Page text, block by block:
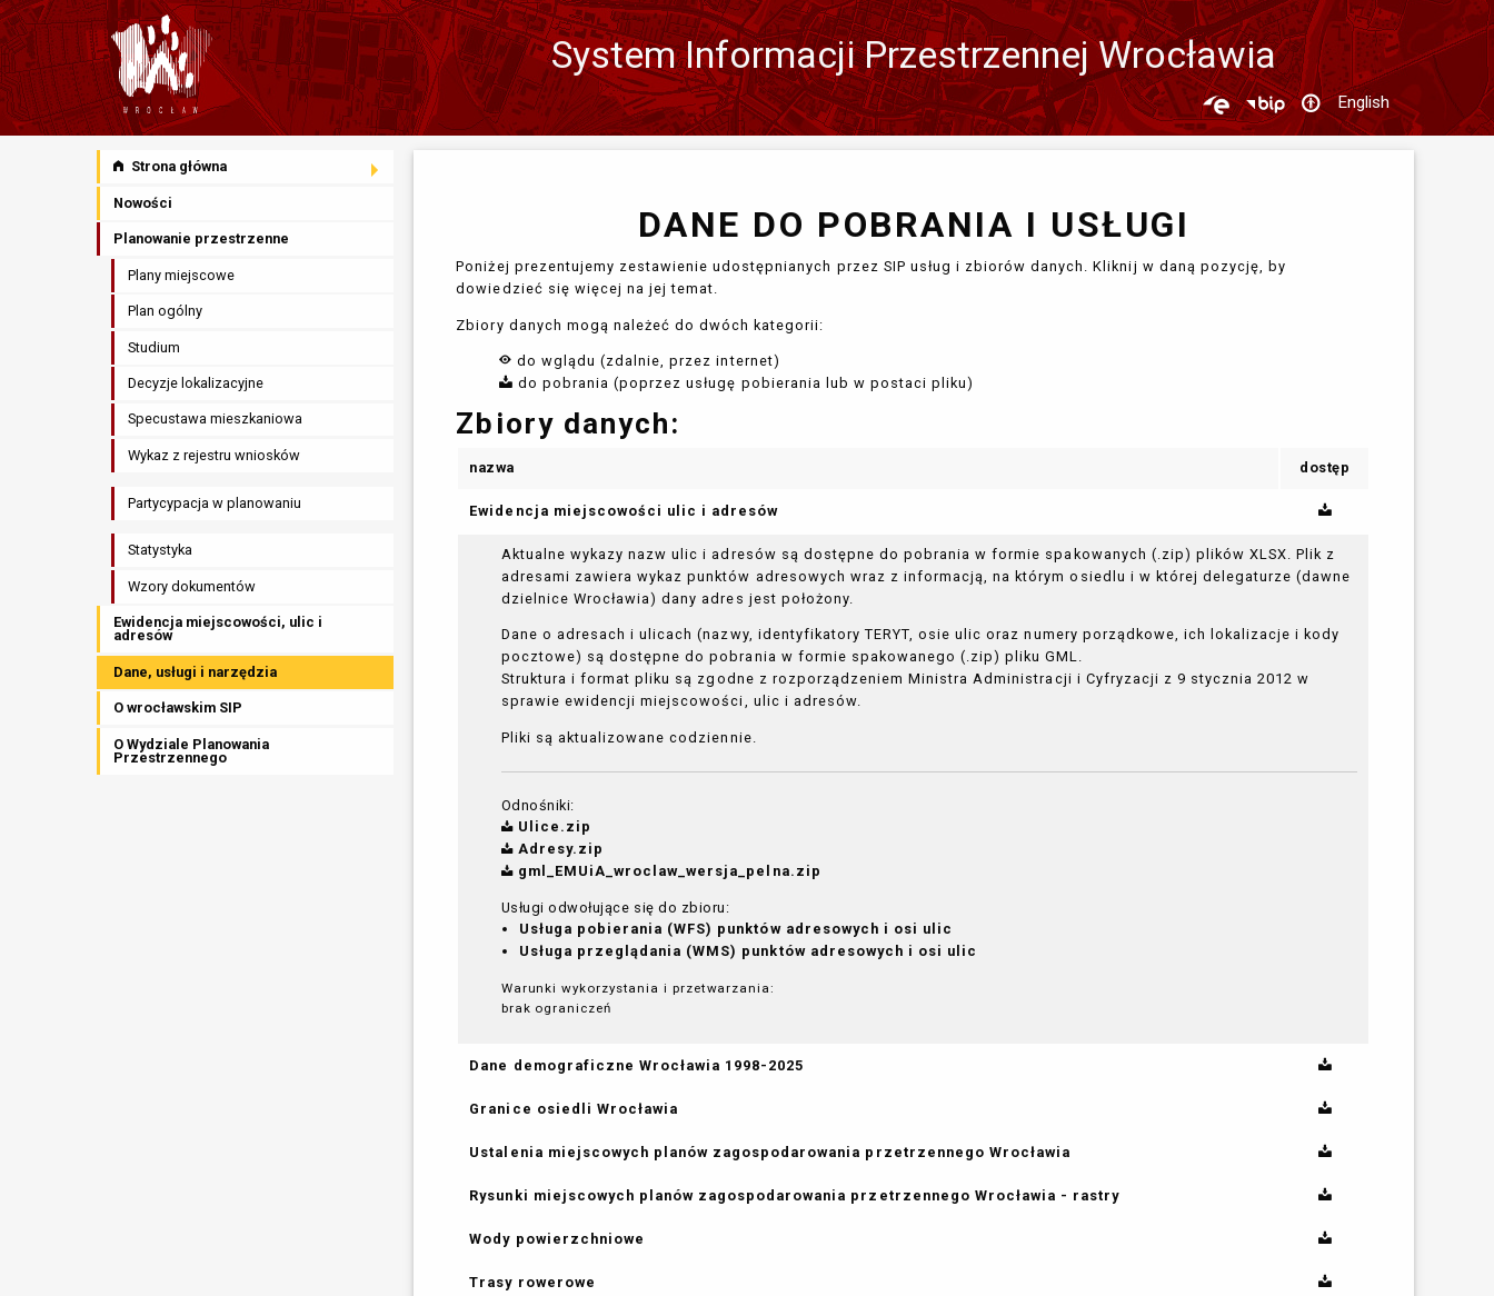
System Informacji Przestrzennej Wrocławia
Zmień
język
English
Strona główna
Nowości
Planowanie przestrzenne
Plany miejscowe
Plan ogólny
Studium
Decyzje lokalizacyjne
Specustawa mieszkaniowa
Wykaz z rejestru wniosków
Partycypacja w planowaniu
Statystyka
Wzory dokumentów
Ewidencja miejscowości, ulic i
adresów
Dane, usługi i narzędzia
O wrocławskim SIP
O Wydziale Planowania
Przestrzennego
DANE DO POBRANIA I USŁUGI
Poniżej prezentujemy zestawienie udostępnianych przez SIP usług i zbiorów danych. Kliknij w daną pozycję, by
dowiedzieć się więcej na jej temat.
Zbiory danych mogą należeć do dwóch kategorii:
do wglądu (zdalnie, przez internet)
do pobrania (poprzez usługę pobierania lub w postaci pliku)
Zbiory danych:
nazwa dostęp
Ewidencja miejscowości ulic i adresów
Aktualne wykazy nazw ulic i adresów są dostępne do pobrania w formie spakowanych (.zip) plików XLSX. Plik z
adresami zawiera wykaz punktów adresowych wraz z informacją, na którym osiedlu i w której delegaturze (dawne
dzielnice Wrocławia) dany adres jest położony.
Dane o adresach i ulicach (nazwy, identyfikatory TERYT, osie ulic oraz numery porządkowe, ich lokalizacje i kody
pocztowe) są dostępne do pobrania w formie spakowanego (.zip) pliku GML.
Struktura i format pliku są zgodne z rozporządzeniem Ministra Administracji i Cyfryzacji z 9 stycznia 2012 w
sprawie ewidencji miejscowości, ulic i adresów.
Pliki są aktualizowane codziennie.
Odnośniki:
Ulice.zip
Adresy.zip
gml_EMUiA_wroclaw_wersja_pelna.zip
Usługi odwołujące się do zbioru:
Usługa pobierania (WFS) punktów adresowych i osi ulic
Usługa przeglądania (WMS) punktów adresowych i osi ulic
Warunki wykorzystania i przetwarzania:
brak ograniczeń
Dane demograficzne Wrocławia 1998-2025
Granice osiedli Wrocławia
Ustalenia miejscowych planów zagospodarowania przetrzennego Wrocławia
Rysunki miejscowych planów zagospodarowania przetrzennego Wrocławia - rastry
Wody powierzchniowe
Trasy rowerowe